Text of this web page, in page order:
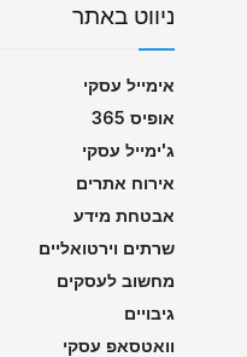
ניווט באתר
אימייל עסקי
אופיס 365
ג'ימייל עסקי
אירוח אתרים
אבטחת מידע
שרתים וירטואליים
מחשוב לעסקים
גיבויים
וואטסאפ עסקי